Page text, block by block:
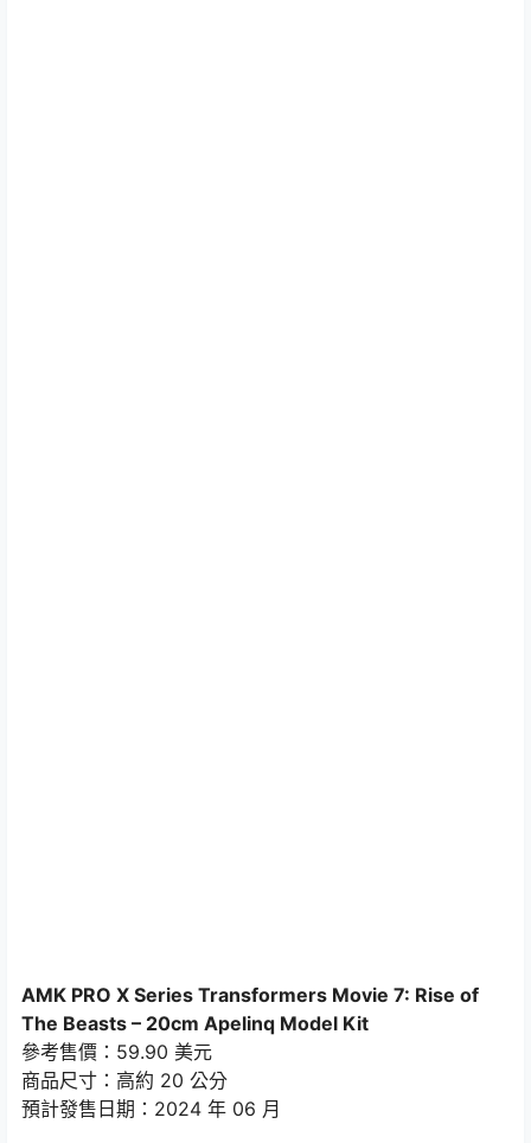
AMK PRO X Series Transformers Movie 7: Rise of
The Beasts – 20cm Apelinq Model Kit
參考售價：59.90 美元
商品尺寸：高約 20 公分
預計發售日期：2024 年 06 月